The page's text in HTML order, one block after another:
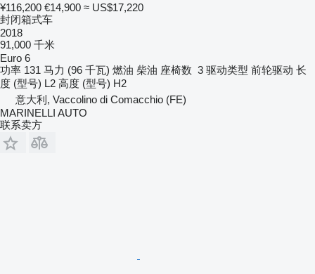
¥116,200 €14,900 ≈ US$17,220
封闭箱式车
2018
91,000 千米
Euro 6
功率 131 马力 (96 千瓦) 燃油 柴油 座椅数 3 驱动类型 前轮驱动 长
度 (型号) L2 高度 (型号) H2
意大利, Vaccolino di Comacchio (FE)
MARINELLI AUTO
联系卖方